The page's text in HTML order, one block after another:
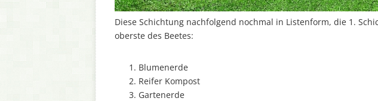
Diese Schichtung nachfolgend nochmal in Listenform, die 1.
oberste des Beetes:
Blumenerde
Reifer Kompost
Gartenerde